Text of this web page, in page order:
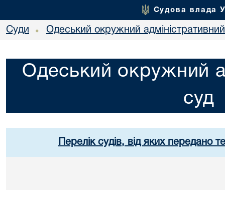
Судова влада
Суди • Одеський окружний
Одеський окружний
суд
Перелік судів, від яких передано